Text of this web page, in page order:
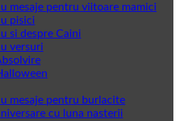
mesaje pentru viitoare mamici
pisici
si despre Caini
versuri
mesaje pentru burlacite
cu luna nasterii